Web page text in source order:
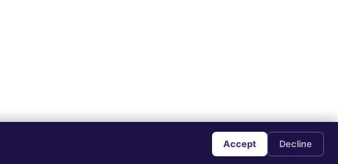
Accept Decline